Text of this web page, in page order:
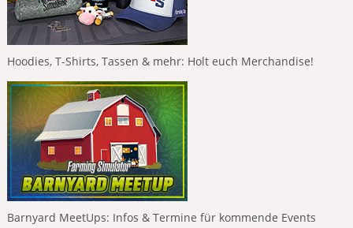
Hoodies, T-Shirts, Tassen & mehr: Holt euch Merchandise!
Barnyard MeetUps: Infos & Termine für kommende Events